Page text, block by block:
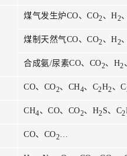
煤气发生炉CO、CO2、H2
煤制天然气CO、CO2、H2
合成氨/尿素CO、CO2、H2
CO、CO2、CH4、C2H2、C
CH4、CO、CO2、H2S、C2
CO、CO2